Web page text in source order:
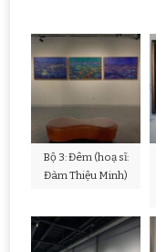
Bộ 3: Đêm (hoạ sĩ:
Đàm Thiệu Minh)